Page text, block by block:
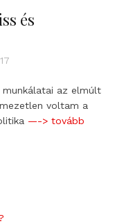
és
az elmúlt
voltam a
—-> tovább